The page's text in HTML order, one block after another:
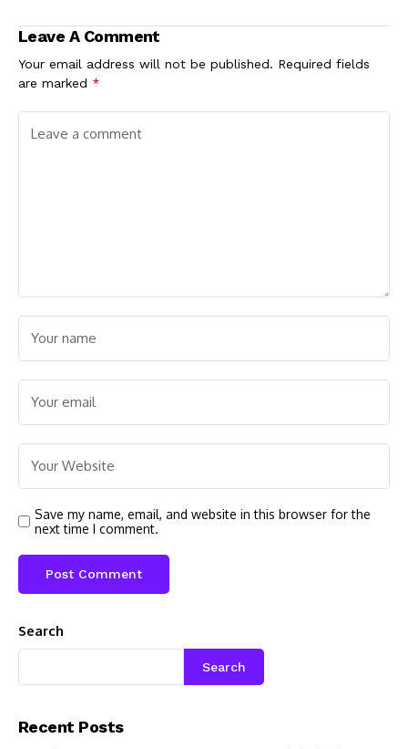
21ಕ್ಕೆ ಕೋರ್ಟ್‌ಗೆ ಹಾಜರಾಗಲು
Leave A Comment
Your email address will not be published. Required fields
are marked *
Save my name, email, and website in this browser for the
next time I comment.
Search
Search
Recent Posts